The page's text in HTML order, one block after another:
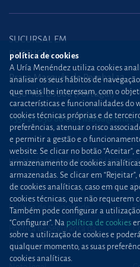
SUCURSAL EM
PORTUGAL
Praça Marquês de Pombal,12
1250-162 Lisboa (Portugal)
+351 21 030 86 00
Uría Menéndez Abogados, S.L.P. | NIPC
Mapa web
Política de privacidade
Política de Segurança da
Informação
política de cookies
A Uría Menéndez utiliza cookies
analisar os seus hábitos de
que mais lhe interessam, com o
características e funcionalidades do
cookies técnicas próprias e de
preferências, atenuar o risco
e permitir a gestão e o
website. Se clicar no botão “Aceitar”,
armazenamento de cookies
armazenadas. Se clicar em
de cookies analíticas, caso em que
cookies técnicas, que não requerem
Também pode configurar a
“Configurar”. Na política de cookies
sobre a utilização de cookies e
qualquer momento, as suas
cookies analíticas.